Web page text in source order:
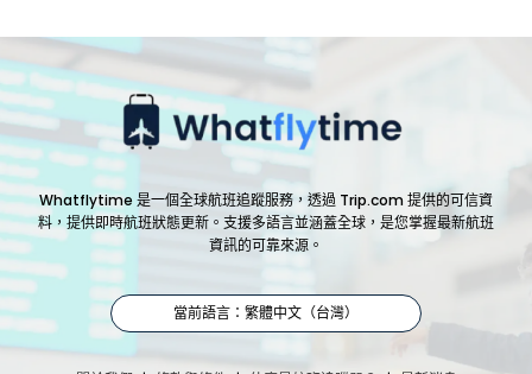
Whatflytime 是一個全球航班追蹤服務，透過 Trip.com 提供的可信資
料，提供即時航班狀態更新。支援多語言並涵蓋全球，是您掌握最新航班
資訊的可靠來源。
當前語言：繁體中文（台灣）